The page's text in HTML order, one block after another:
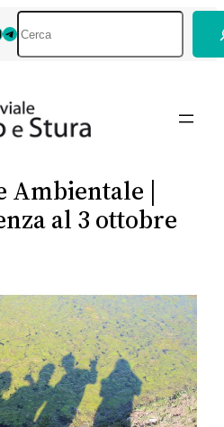
Telegram
Ambientale |
al 3 ottobre